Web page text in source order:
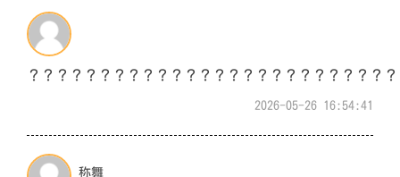
？？？？？？？？？？？？？？？？？？？？？？？？？
2026-05-26 16:54:41
称舞